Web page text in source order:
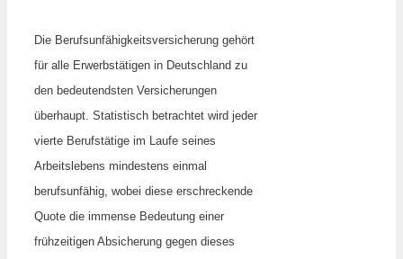
Die Berufsunfähigkeitsversicherung gehört
für alle Erwerbstätigen in Deutschland zu
den bedeutendsten Versicherungen
überhaupt. Statistisch betrachtet wird jeder
vierte Berufstätige im Laufe seines
Arbeitslebens mindestens einmal
berufsunfähig, wobei diese erschreckende
Quote die immense Bedeutung einer
frühzeitigen Absicherung gegen dieses